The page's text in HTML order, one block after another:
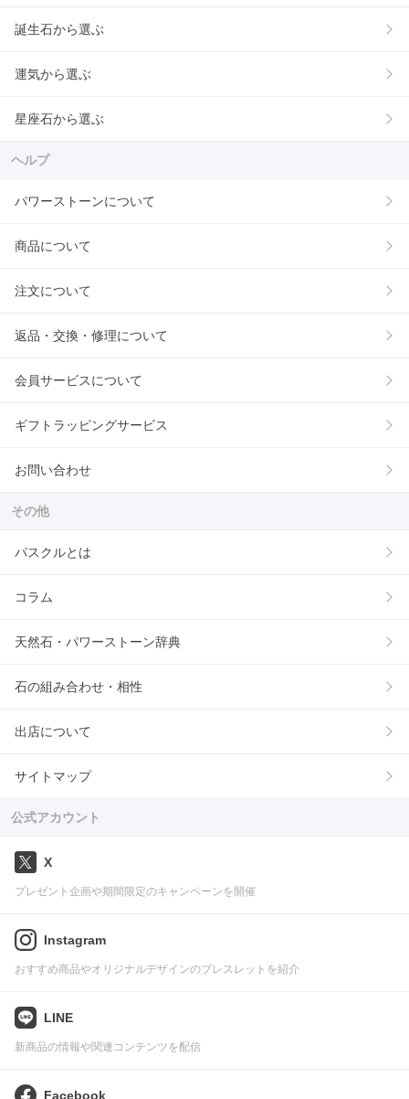
誕生石から選ぶ
運気から選ぶ
星座石から選ぶ
ヘルプ
パワーストーンについて
商品について
注文について
返品・交換・修理について
会員サービスについて
ギフトラッピングサービス
お問い合わせ
その他
パスクルとは
コラム
天然石・パワーストーン辞典
石の組み合わせ・相性
出店について
サイトマップ
公式アカウント
X
プレゼント企画や期間限定のキャンペーンを開催
Instagram
おすすめ商品やオリジナルデザインのブレスレットを紹介
LINE
新商品の情報や関連コンテンツを配信
Facebook